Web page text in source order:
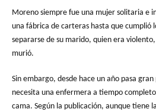
Moreno siempre fue una mujer solitaria e
una fábrica de carteras hasta que cumplió
separarse de su marido, quien era
murió.
Sin embargo, desde hace un año pasa
necesita una enfermera a tiempo
cama. Según la publicación, aunque tiene